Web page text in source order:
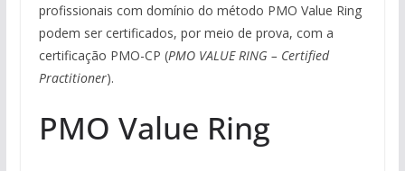
profissionais com domínio do método PMO Value Ring
podem ser certificados, por meio de prova, com a
certificação PMO-CP (PMO VALUE RING – Certified
Practitioner).
PMO Value Ring